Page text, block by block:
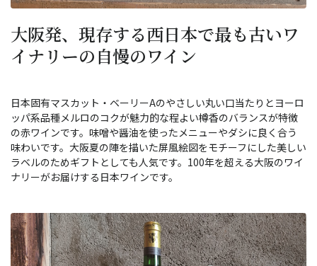
大阪発、現存する西日本で最も古いワ
イナリーの自慢のワイン
日本固有マスカット・ベーリーAのやさしい丸い口当たりとヨーロ
ッパ系品種メルロのコクが魅力的な程よい樽香のバランスが特徴
の赤ワインです。味噌や醤油を使ったメニューやダシに良く合う
味わいです。大阪夏の陣を描いた屏風絵図をモチーフにした美しい
ラベルのためギフトとしても人気です。100年を超える大阪のワイ
ナリーがお届けする日本ワインです。